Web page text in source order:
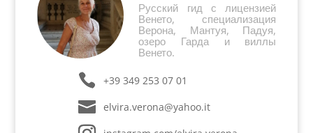
Русский гид с лицензией
Венето, специализация
Верона, Мантуя, Падуя,
озеро Гарда и виллы
Венето.
+39 349 253 07 01
elvira.verona@yahoo.it